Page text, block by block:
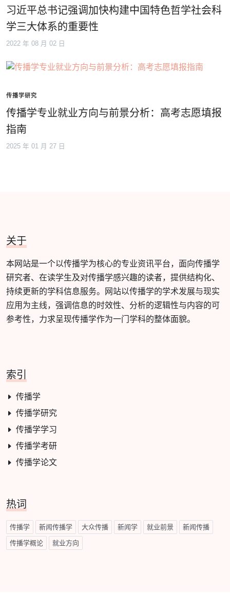
习近平总书记强调加快构建中国特色哲学社会科
学三大体系的重要性
2022 年 08 月 02 日
传播学研究
传播学专业就业方向与前景分析：高考志愿填报
指南
2025 年 01 月 27 日
关于
本网站是一个以传播学为核心的专业资讯平台，面向传播学
研究者、在读学生及对传播学感兴趣的读者，提供结构化、
持续更新的学科信息服务。网站以传播学的学术发展与现实
应用为主线，强调信息的时效性、分析的逻辑性与内容的可
参考性，力求呈现传播学作为一门学科的整体面貌。
索引
传播学
传播学研究
传播学学习
传播学考研
传播学论文
热词
传播学 新闻传播学 大众传播 新闻学 就业前景 新闻传播
传播学概论 就业方向